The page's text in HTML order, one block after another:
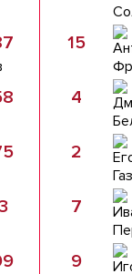
15
4
2
7
9